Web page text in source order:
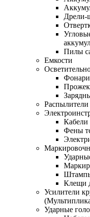
Дрели-
Пилы
Емкости
Распылители
Кабели
Фены
Клещи
Усилители
Ударные